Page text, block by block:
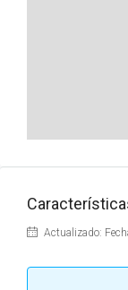
Actualizado: